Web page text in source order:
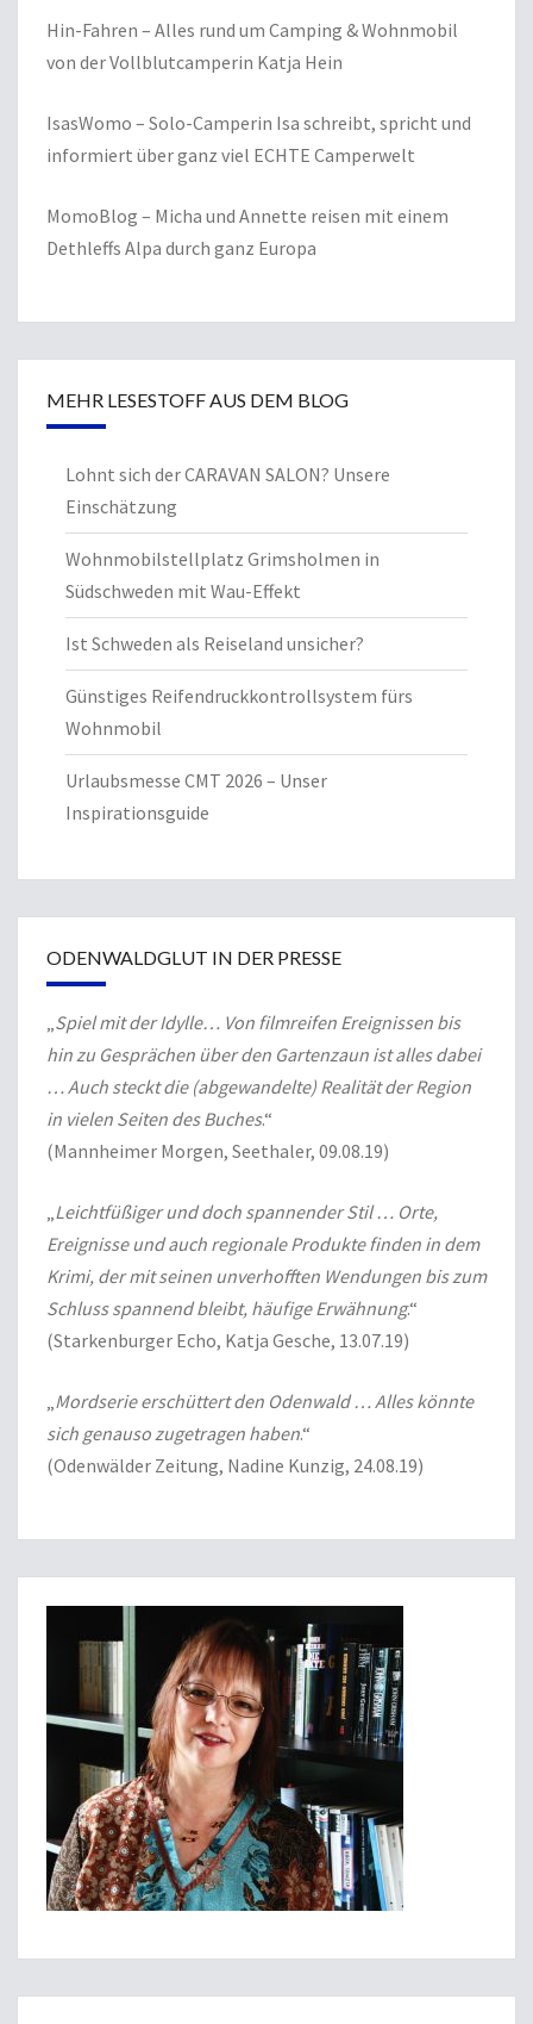
Hin-Fahren – Alles rund um Camping & Wohnmobil
von der Vollblutcamperin Katja Hein
IsasWomo – Solo-Camperin Isa schreibt, spricht und
informiert über ganz viel ECHTE Camperwelt
MomoBlog – Micha und Annette reisen mit einem
Dethleffs Alpa durch ganz Europa
MEHR LESESTOFF AUS DEM BLOG
Lohnt sich der CARAVAN SALON? Unsere
Einschätzung
Wohnmobilstellplatz Grimsholmen in
Südschweden mit Wau-Effekt
Ist Schweden als Reiseland unsicher?
Günstiges Reifendruckkontrollsystem fürs
Wohnmobil
Urlaubsmesse CMT 2026 – Unser
Inspirationsguide
ODENWALDGLUT IN DER PRESSE
„Spiel mit der Idylle… Von filmreifen Ereignissen bis
hin zu Gesprächen über den Gartenzaun ist alles dabei
… Auch steckt die (abgewandelte) Realität der Region
in vielen Seiten des Buches.“
(Mannheimer Morgen, Seethaler, 09.08.19)
„Leichtfüßiger und doch spannender Stil … Orte,
Ereignisse und auch regionale Produkte finden in dem
Krimi, der mit seinen unverhofften Wendungen bis zum
Schluss spannend bleibt, häufige Erwähnung.“
(Starkenburger Echo, Katja Gesche, 13.07.19)
„Mordserie erschüttert den Odenwald … Alles könnte
sich genauso zugetragen haben.“
(Odenwälder Zeitung, Nadine Kunzig, 24.08.19)